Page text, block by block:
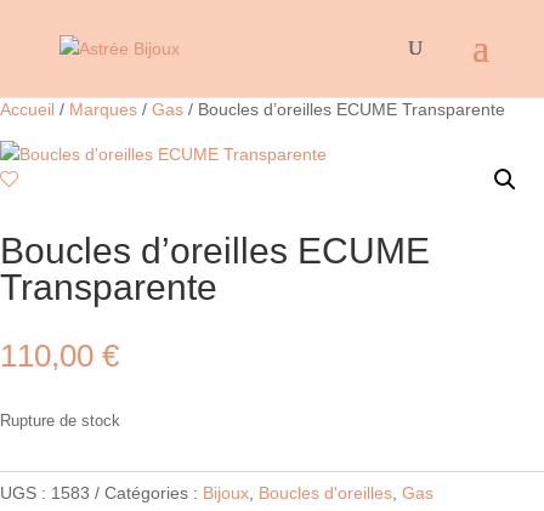
Accueil / Marques / Gas / Boucles d’oreilles ECUME Transparente
Boucles d’oreilles ECUME
Transparente
110,00 €
Rupture de stock
UGS : 1583 Catégories : Bijoux Boucles d'oreilles Gas